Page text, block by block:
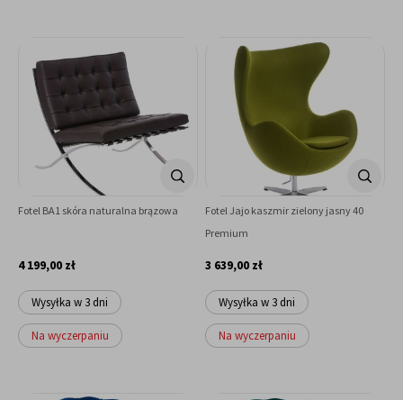
Fotel BA1 skóra naturalna brązowa
4 199,00 zł
Wysyłka w 3 dni
Na wyczerpaniu
Fotel Jajo kaszmir zielony jasny 40
Premium
3 639,00 zł
Wysyłka w 3 dni
Na wyczerpaniu